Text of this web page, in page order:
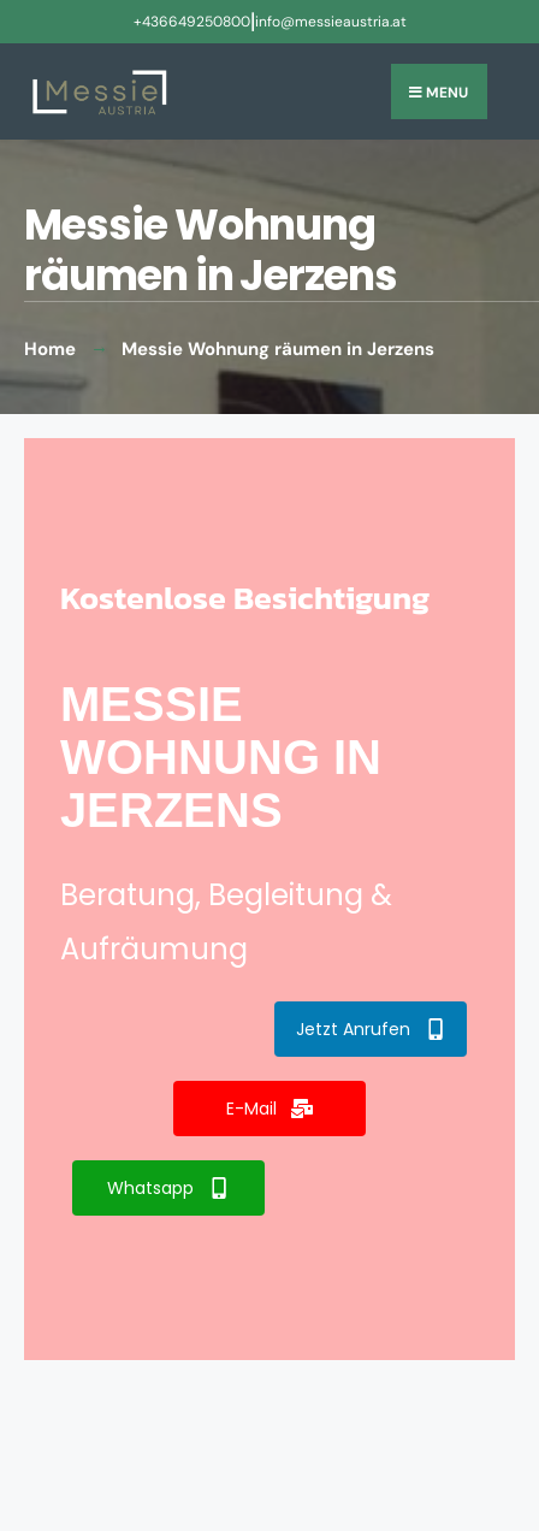
+436649250800|info@messieaustria.at
MENU
Messie Wohnung
räumen in Jerzens
Home Messie Wohnung räumen in Jerzens
Kostenlose Besichtigung
MESSIE
WOHNUNG IN
JERZENS
Beratung, Begleitung &
Aufräumung
Jetzt Anrufen
E-Mail
Whatsapp